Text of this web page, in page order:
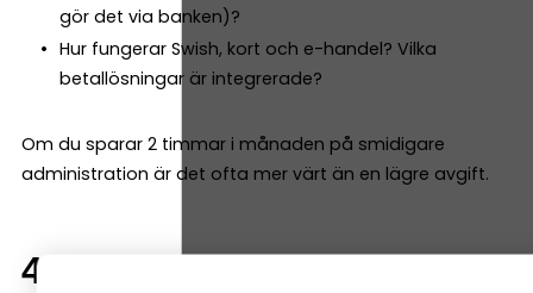
gör det via banken)?
Hur fungerar Swish, kort och e-handel? Vilka
betallösningar är integrerade?
Om du sparar 2 timmar i månaden på smidigare
administration är det ofta mer värt än en lägre avgift.
4. Finns stöd när företaget